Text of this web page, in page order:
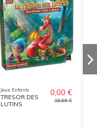
Jeux Enfants
TRESOR DES
LUTINS
0,00 €
19,99 €